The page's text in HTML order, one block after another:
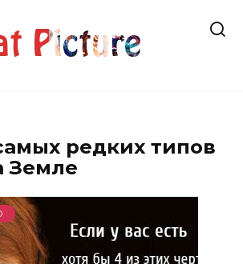
редких типов
Земле